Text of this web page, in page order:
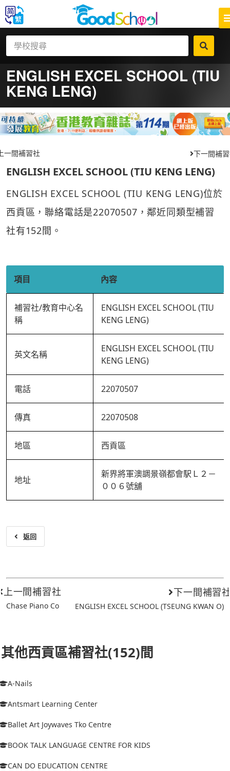
ENGLISH EXCEL SCHOOL (TIU
KENG LENG)
一間補習社 下一間補
ENGLISH EXCEL SCHOOL (TIU KENG LENG)
ENGLISH EXCEL SCHOOL (TIU KENG LENG)位於
西貢區，聯絡電話是22070507，鄰近同類型補習
社有152間。
項目 內容
補習社/教育中心名
稱
ENGLISH EXCEL SCHOOL (TIU
KENG LENG)
英文名稱
ENGLISH EXCEL SCHOOL (TIU
KENG LENG)
電話 22070507
傳真 22070508
地區 西貢區
地址
新界將軍澳調景嶺都會駅Ｌ２－
００６號舖
返回
上一間補習社
Chase Piano Co
下一間補習
ENGLISH EXCEL SCHOOL (TSEUNG KWAN O)
其他西貢區補習社(152)間
A-Nails
Antsmart Learning Center
Ballet Art Joywaves Tko Centre
BOOK TALK LANGUAGE CENTRE FOR KIDS
CAN DO EDUCATION CENTRE